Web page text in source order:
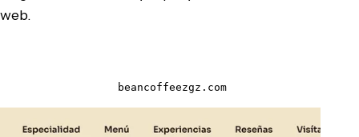
web.
beancoffeezgz.com